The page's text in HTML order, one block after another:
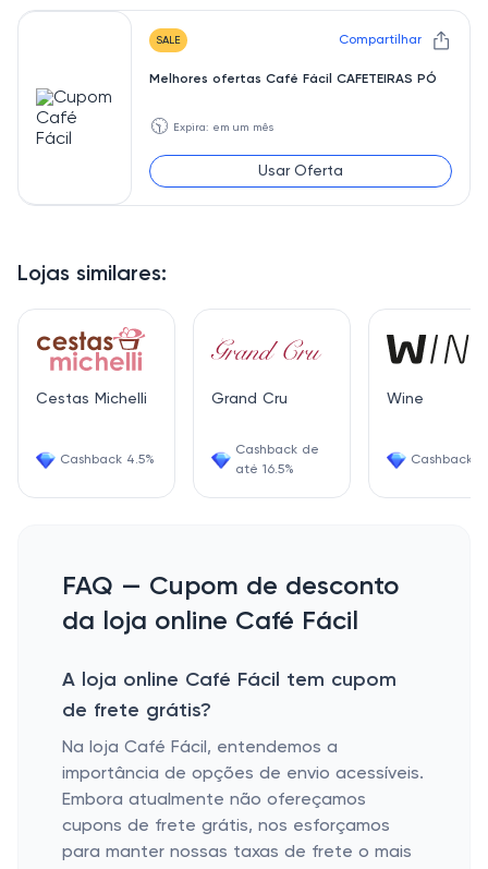
Lojas similares:
Cestas Michelli
Cashback 4.5%
Grand Cru
Cashback de
até 16.5%
Wine
Cashback
SALE Compartilhar
Melhores ofertas Café Fácil CAFETEIRAS PÓ
🕥 Expira: em um mês
Usar Oferta
FAQ — Cupom de desconto
da loja online Café Fácil
A loja online Café Fácil tem cupom
de frete grátis?
Na loja Café Fácil, entendemos a
importância de opções de envio acessíveis.
Embora atualmente não ofereçamos
cupons de frete grátis, nos esforçamos
para manter nossas taxas de frete o mais